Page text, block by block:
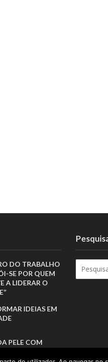
DO TRABALHO
SE POR QUEM
A LIDERAR O
IDEIAS EM
PELE COM